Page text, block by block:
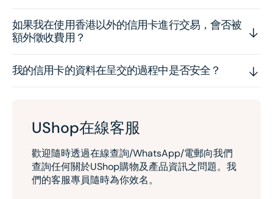
如果我在使用香港以外的信用卡進行交易，會否被
額外徵收費用？
我的信用卡的資料在呈交的過程中是否安全？
UShop在線客服
歡迎隨時透過在線查詢/WhatsApp/電郵向我們
查詢任何關於UShop購物及產品資訊之問題。我
們的客服專員隨時為你效名。